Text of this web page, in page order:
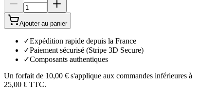
Ajouter au panier
✓Expédition rapide depuis la France
✓Paiement sécurisé (Stripe 3D Secure)
✓Composants authentiques
Un forfait de 10,00 € s'applique aux commandes inférieures à
25,00 € TTC.